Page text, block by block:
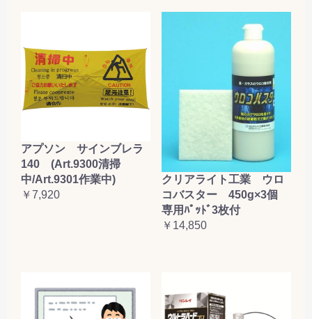
アプソン サインブレラ
140 (Art.9300清掃
中/Art.9301作業中)
￥7,920
クリアライト工業 ウロ
コバスター 450g×3個
専用ﾊﾟｯﾄﾞ3枚付
￥14,850